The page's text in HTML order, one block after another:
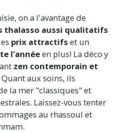
on a l'avantage de
thalasso aussi qualitatifs
prix attractifs et un
l'annéeen plus! La déco y
zen contemporain et
Quant aux soins, ils
la mer "classiques" et
Laissez-vous tenter
au rhassoul et